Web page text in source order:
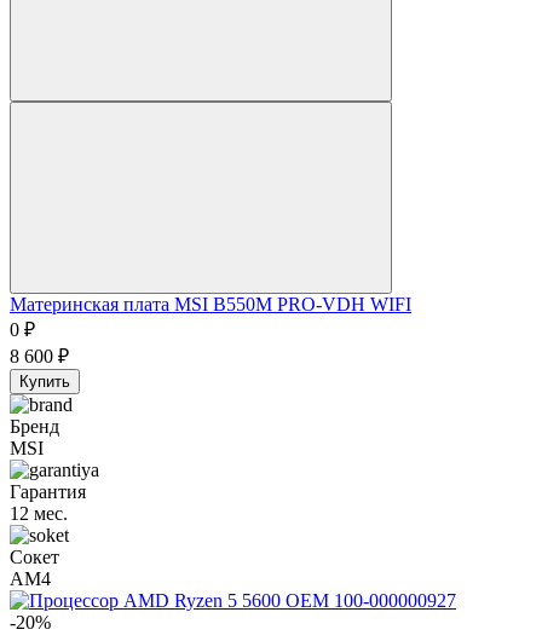
Материнская плата MSI B550M PRO-VDH WIFI
0 ₽
8 600 ₽
Купить
Бренд
MSI
Гарантия
12 мес.
Сокет
AM4
-20%